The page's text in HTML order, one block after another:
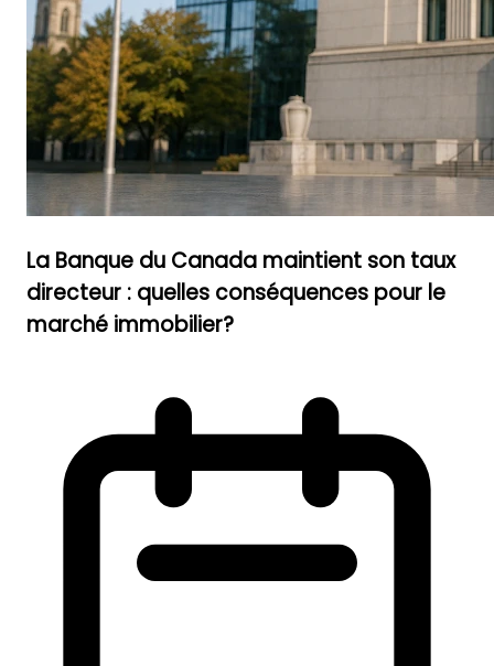
La Banque du Canada maintient son taux
directeur : quelles conséquences pour le
marché immobilier?